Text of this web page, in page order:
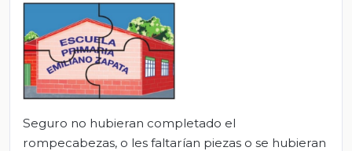
Seguro no hubieran completado el
rompecabezas, o les faltarían piezas o se hubieran